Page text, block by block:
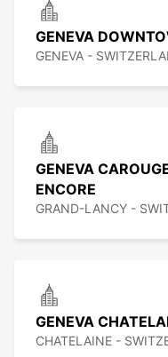
GENEVA
GENEVA -
GENEVA
ENCORE
GRAND-LANCY -
GENEVA
CHATELAINE -